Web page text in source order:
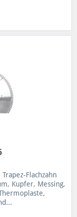
Flachzahn
Kupfer, Messing,